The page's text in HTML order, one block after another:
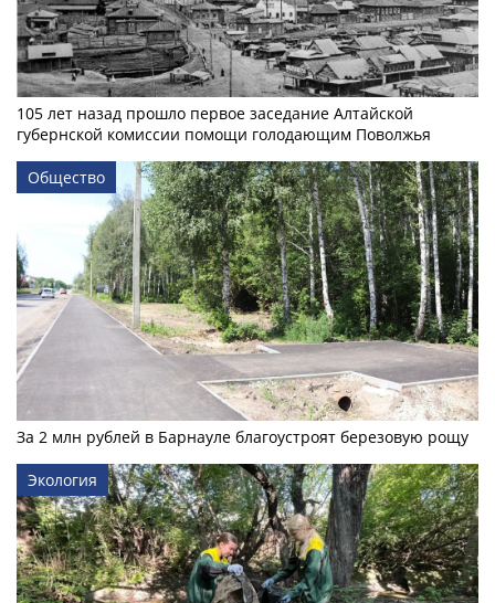
105 лет назад прошло первое заседание Алтайской
губернской комиссии помощи голодающим Поволжья
Общество
За 2 млн рублей в Барнауле благоустроят березовую рощу
Экология